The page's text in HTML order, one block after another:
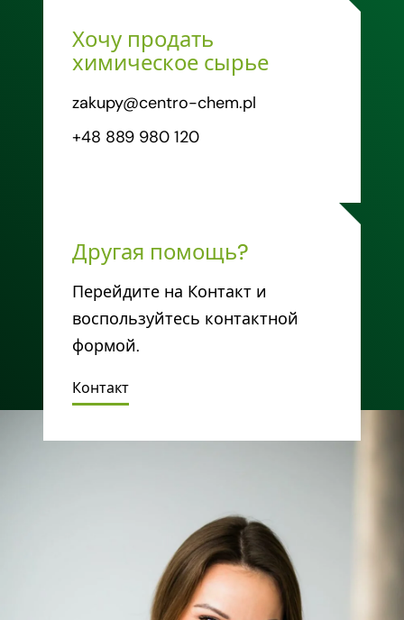
Хочу продать
химическое сырье
zakupy@centro-chem.pl
+48 889 980 120
Другая помощь?
Перейдите на Контакт и
воспользуйтесь контактной
формой.
Контакт